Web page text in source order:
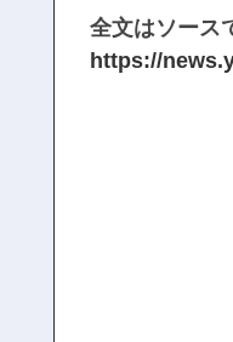
全文はソー
https://